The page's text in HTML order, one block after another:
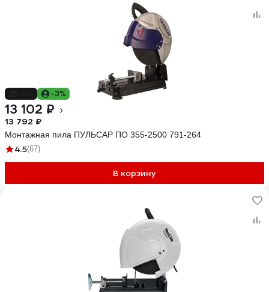
-3%
13 102 ₽
13 792 ₽
Монтажная пила ПУЛЬСАР ПО 355-2500 791-264
4.5(67)
В корзину